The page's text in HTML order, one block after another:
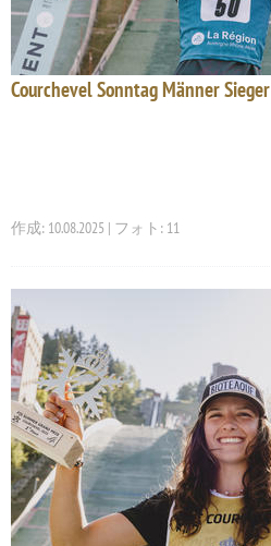
Courchevel Sonntag Männer Sieger
作成: 10.08.2025 | フォト: 11